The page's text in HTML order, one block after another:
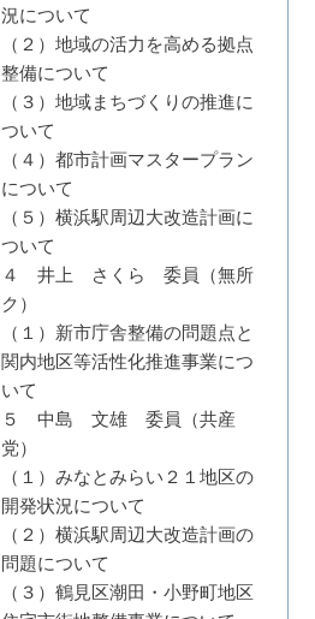
況について
（２）地域の活力を高める拠点
整備について
（３）地域まちづくりの推進に
ついて
（４）都市計画マスタープラン
について
（５）横浜駅周辺大改造計画に
ついて
４ 井上 さくら 委員（無所
ク）
（１）新市庁舎整備の問題点と
関内地区等活性化推進事業につ
いて
５ 中島 文雄 委員（共産
党）
（１）みなとみらい２１地区の
開発状況について
（２）横浜駅周辺大改造計画の
問題について
（３）鶴見区潮田・小野町地区